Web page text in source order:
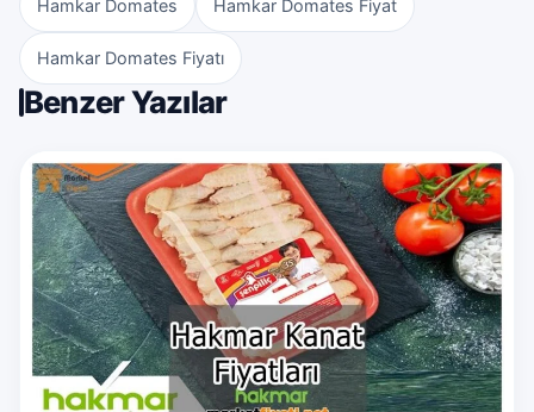
Hamkar Domates Hamkar Domates Fiyat
Hamkar Domates Fiyatı
Benzer Yazılar